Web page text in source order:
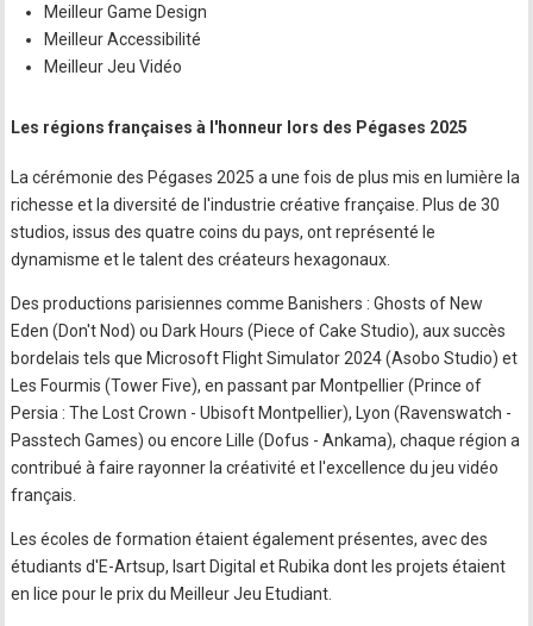
Meilleur Game Design
Meilleur Accessibilité
Meilleur Jeu Vidéo
Les régions françaises à l'honneur lors des Pégases 2025
La cérémonie des Pégases 2025 a une fois de plus mis en lumière la
richesse et la diversité de l'industrie créative française. Plus de 30
studios, issus des quatre coins du pays, ont représenté le
dynamisme et le talent des créateurs hexagonaux.
Des productions parisiennes comme Banishers : Ghosts of New
Eden (Don't Nod) ou Dark Hours (Piece of Cake Studio), aux succès
bordelais tels que Microsoft Flight Simulator 2024 (Asobo Studio) et
Les Fourmis (Tower Five), en passant par Montpellier (Prince of
Persia : The Lost Crown - Ubisoft Montpellier), Lyon (Ravenswatch -
Passtech Games) ou encore Lille (Dofus - Ankama), chaque région a
contribué à faire rayonner la créativité et l'excellence du jeu vidéo
français.
Les écoles de formation étaient également présentes, avec des
étudiants d'E-Artsup, Isart Digital et Rubika dont les projets étaient
en lice pour le prix du Meilleur Jeu Etudiant.